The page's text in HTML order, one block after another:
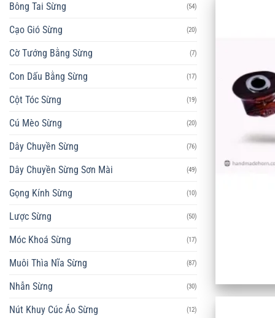
Bông Tai Sừng (54)
Cạo Gió Sừng (20)
Cờ Tướng Bằng Sừng (7)
Con Dấu Bằng Sừng (17)
Cột Tóc Sừng (19)
Cú Mèo Sừng (20)
Dây Chuyền Sừng (76)
Dây Chuyền Sừng Sơn Mài (49)
Gọng Kính Sừng (10)
Lược Sừng (50)
Móc Khoá Sừng (17)
Muôi Thìa Nĩa Sừng (87)
Nhẫn Sừng (30)
Nút Khuy Cúc Áo Sừng (12)